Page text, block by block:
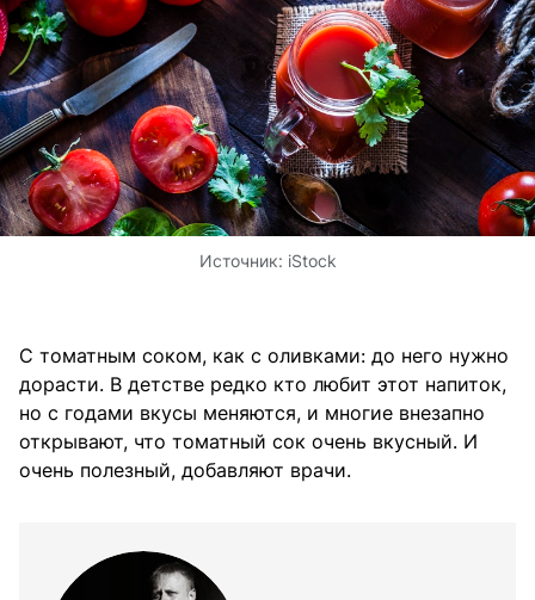
Источник: iStock
С томатным соком, как с оливками: до него нужно
дорасти. В детстве редко кто любит этот напиток,
но с годами вкусы меняются, и многие внезапно
открывают, что томатный сок очень вкусный. И
очень полезный, добавляют врачи.